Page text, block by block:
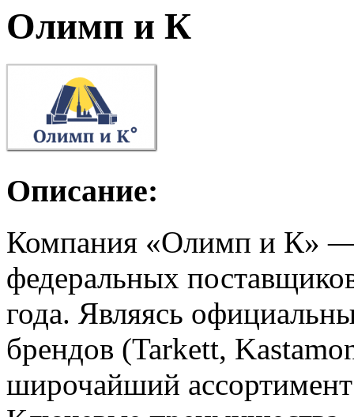
Олимп и К
Описание:
Компания «Олимп и К»
федеральных
года. Являясь
брендов (Tarkett,
широчайший